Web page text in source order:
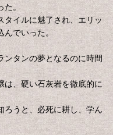
た。
タイルに魅了され、エリッ
んでいった。
ンタンの夢となるのに時間
は、硬い石灰岩を徹底的に
ろうと、必死に耕し、学ん